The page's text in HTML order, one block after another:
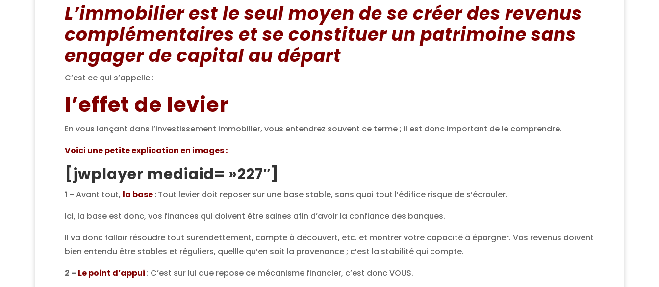
L’immobilier est le seul moyen de se créer des revenus
complémentaires et se constituer un patrimoine sans
engager de capital au départ
C’est ce qui s’appelle :
l’effet de levier
En vous lançant dans l’investissement immobilier, vous entendrez souvent ce terme ; il est donc important de le comprendre.
Voici une petite explication en images :
[jwplayer mediaid= »227″]
1 –Avant tout, la base:Tout levier doit reposer sur une base stable, sans quoi tout l’édifice risque de s’écrouler.
Ici, la base est donc, vos finances qui doivent être saines afin d’avoir la confiance des banques.
Il va donc falloir résoudre tout surendettement, compte à découvert, etc. et montrer votre capacité à épargner. Vos revenus doivent
bien entendu être stables et réguliers, quellle qu’en soit la provenance ; c’est la stabilité qui compte.
2 – Le point d’appui : C’est sur lui que repose ce mécanisme financier, c’est donc VOUS.